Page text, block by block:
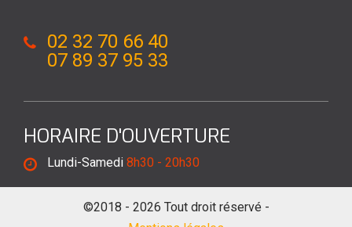
02 32 70 66 40
07 89 37 95 33
HORAIRE D'OUVERTURE
Lundi-Samedi 8h30 - 20h30
©2018 - 2026 Tout droit réservé -